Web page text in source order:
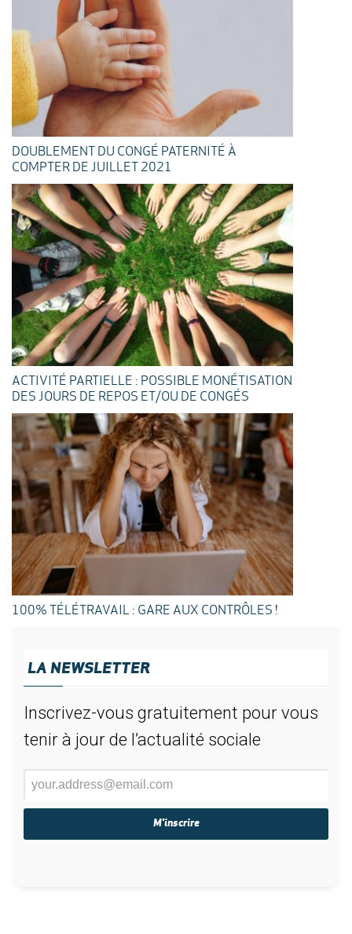
DOUBLEMENT DU CONGÉ PATERNITÉ À
COMPTER DE JUILLET 2021
ACTIVITÉ PARTIELLE : POSSIBLE MONÉTISATION
DES JOURS DE REPOS ET/OU DE CONGÉS
100% TÉLÉTRAVAIL : GARE AUX CONTRÔLES !
LA NEWSLETTER
Inscrivez-vous gratuitement pour vous
tenir à jour de l’actualité sociale